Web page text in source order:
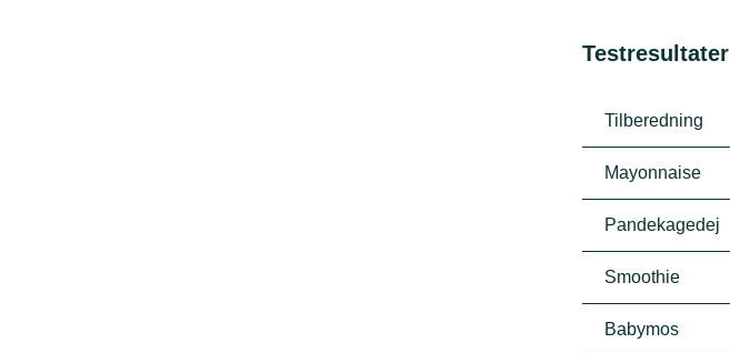
Testresultater
Tilberedning
Mayonnaise
Pandekagedej
Smoothie
Babymos